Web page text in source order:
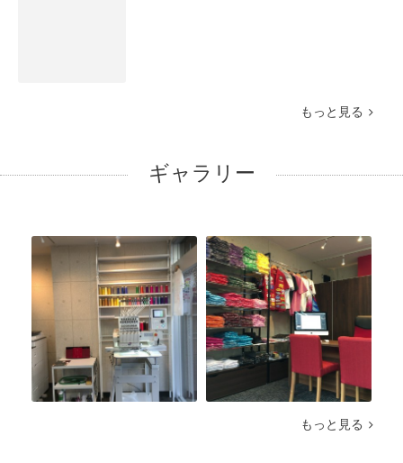
もっと見る
ギャラリー
もっと見る